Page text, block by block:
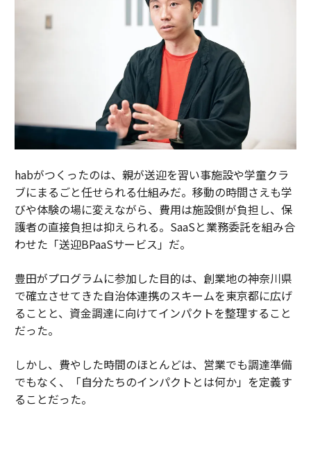
habがつくったのは、親が送迎を習い事施設や学童クラ
ブにまるごと任せられる仕組みだ。移動の時間さえも学
びや体験の場に変えながら、費用は施設側が負担し、保
護者の直接負担は抑えられる。SaaSと業務委託を組み合
わせた「送迎BPaaSサービス」だ。
豊田がプログラムに参加した目的は、創業地の神奈川県
で確立させてきた自治体連携のスキームを東京都に広げ
ることと、資金調達に向けてインパクトを整理すること
だった。
しかし、費やした時間のほとんどは、営業でも調達準備
でもなく、「自分たちのインパクトとは何か」を定義す
ることだった。